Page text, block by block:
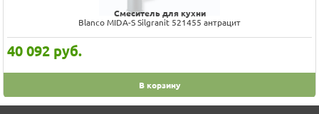
Смеситель для кухни
Blanco MIDA-S Silgranit 521455 антрацит
40 092 руб.
В корзину